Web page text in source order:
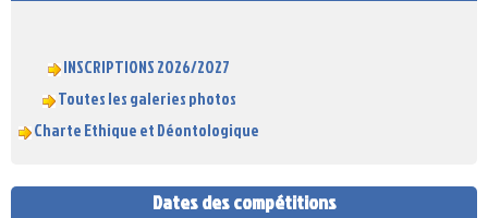
INSCRIPTIONS 2026/2027
Toutes les galeries photos
Charte Ethique et Déontologique
Dates des compétitions